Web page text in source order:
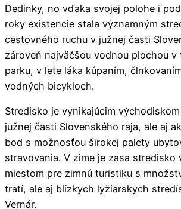
Dedinky, no vďaka svojej polohe i
roky existencie stala významným
cestovného ruchu v južnej časti
zároveň najväčšou vodnou plochou
parku, v lete láka kúpaním,
vodných bicykloch.
Stredisko je vynikajúcim
južnej časti Slovenského raja, ale aj
bod s možnosťou širokej palety
stravovania. V zime je zasa stredisko
miestom pre zimnú turistiku s
tratí, ale aj blízkych lyžiarskych
Vernár.